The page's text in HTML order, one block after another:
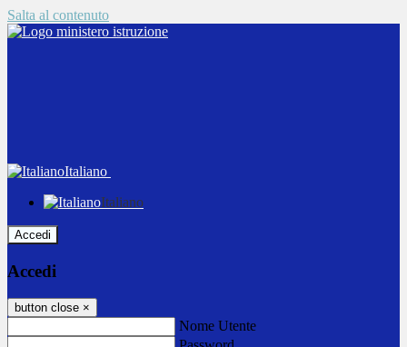
Salta al contenuto
Italiano
Italiano
Accedi
Accedi
button close ×
Nome Utente